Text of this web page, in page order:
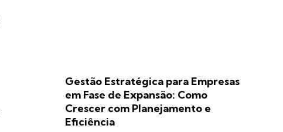
Gestão Estratégica para Empresas
em Fase de Expansão: Como
Crescer com Planejamento e
Eficiência